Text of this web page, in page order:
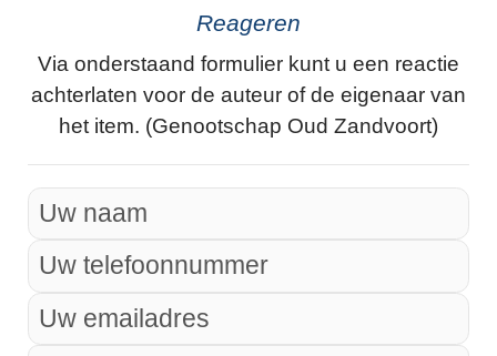
Reageren
Via onderstaand formulier kunt u een reactie
achterlaten voor de auteur of de eigenaar van
het item. (Genootschap Oud Zandvoort)